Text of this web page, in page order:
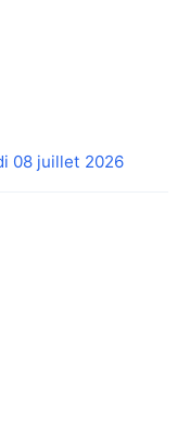
08 juillet 2026